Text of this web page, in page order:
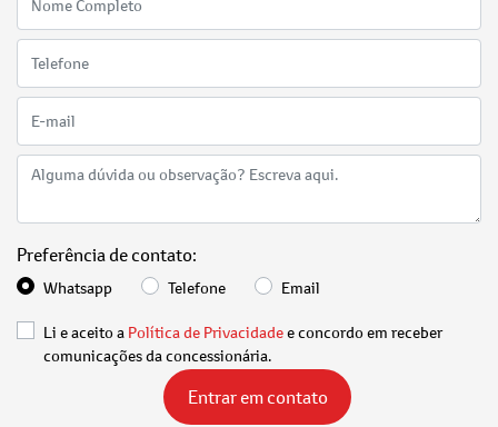
Preferência de contato:
Whatsapp Telefone Email
Li e aceito a Política de Privacidadee concordo em receber
comunicações da concessionária.
Entrar em contato